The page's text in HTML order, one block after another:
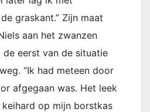
graskant.” Zijn maat
aan het zwanzen
de eerst van de situatie
“Ik had meteen door
afgegaan was. Het leek
op mijn borstkas